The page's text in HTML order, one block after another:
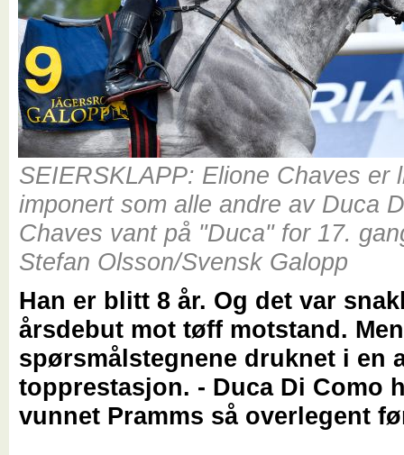
SEIERSKLAPP: Elione Chaves er
imponert som alle andre av Duca
Chaves vant på "Duca" for 17.
Stefan Olsson/Svensk Galopp
Han er blitt 8 år. Og det var
årsdebut mot tøff motstand. Men
spørsmålstegnene druknet i en
topprestasjon. - Duca Di Como
vunnet Pramms så overlegent